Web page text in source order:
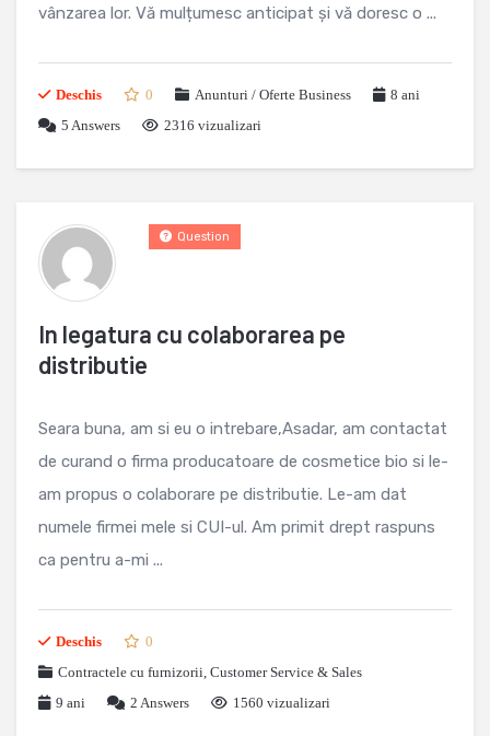
vânzarea lor. Vă mulțumesc anticipat și vă doresc o ...
Deschis 0 Anunturi / Oferte Business
8 ani
5 Answers 2316 vizualizari
In legatura cu colaborarea pe
distributie
Question
Seara buna, am si eu o intrebare,Asadar, am contactat
de curand o firma producatoare de cosmetice bio si le-
am propus o colaborare pe distributie. Le-am dat
numele firmei mele si CUI-ul. Am primit drept raspuns
ca pentru a-mi ...
Deschis
0
Contractele cu furnizorii, Customer Service & Sales
9 ani
2 Answers 1560 vizualizari